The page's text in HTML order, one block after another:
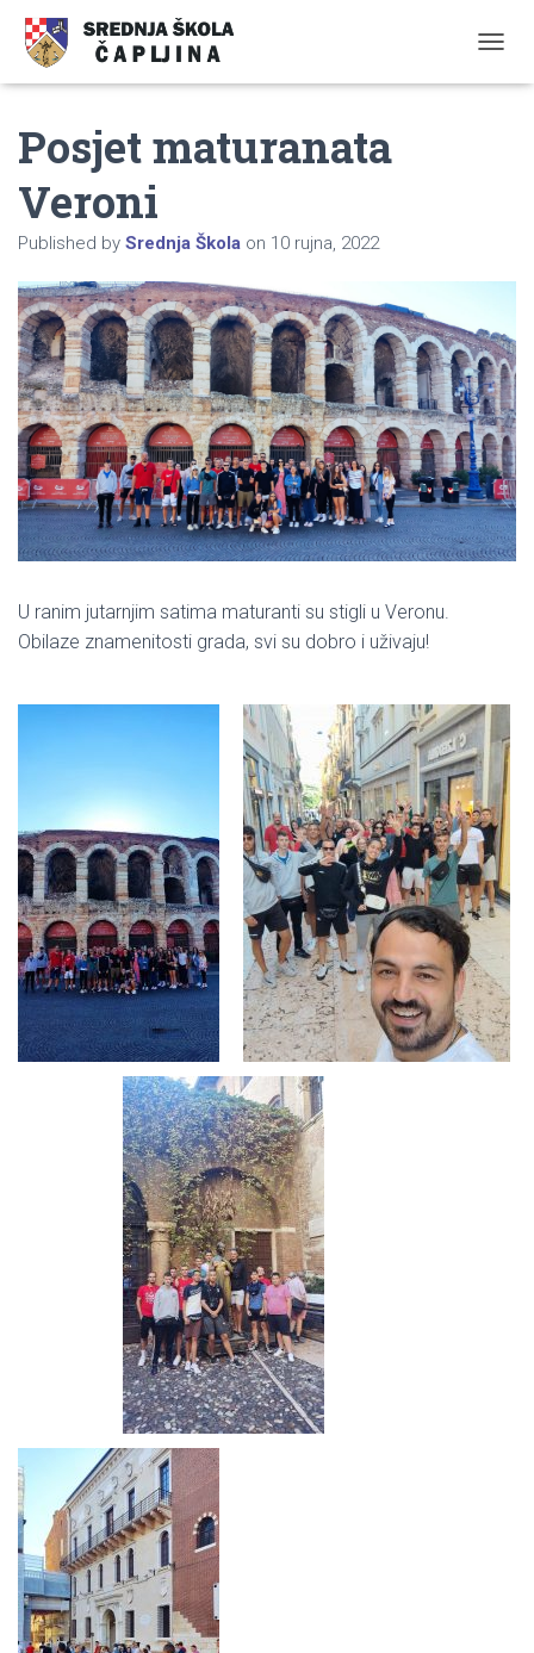
Posjet maturanata
Veroni
Published by Srednja Škola on 10 rujna, 2022
U ranim jutarnjim satima maturanti su stigli u Veronu.
Obilaze znamenitosti grada, svi su dobro i uživaju!